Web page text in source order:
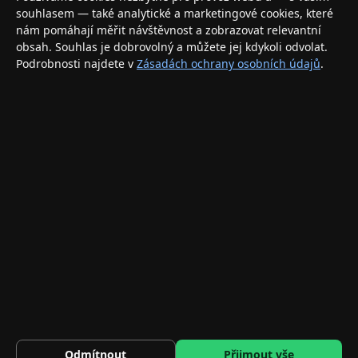
348 Kč DO KOŠÍKU
elektronikou. Nakupujte bezpečně a s jistotou.
INFORMACE
Doprava a doručení
© 2026 AppleGang.cz – Všechna práva vyhrazena
souhlasem — také analytické a marketingové cookies, které
nám pomáhají měřit návštěvnost a zobrazovat relevantní
obsah. Souhlas je dobrovolný a můžete jej kdykoli odvolat.
Podrobnosti najdete v Zásadách ochrany osobních údajů.
Odmítnout Přijmout vše